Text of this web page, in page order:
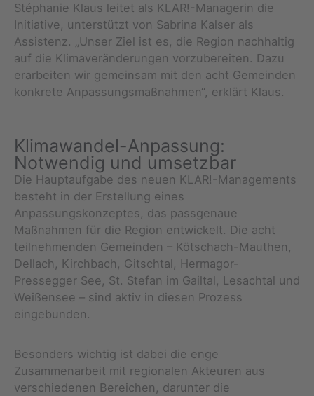
Stéphanie Klaus leitet als KLAR!-Managerin die
Initiative, unterstützt von Sabrina Kalser als
Assistenz. „Unser Ziel ist es, die Region nachhaltig
auf die Klimaveränderungen vorzubereiten. Dazu
erarbeiten wir gemeinsam mit den acht Gemeinden
konkrete Anpassungsmaßnahmen“, erklärt Klaus.
Klimawandel-Anpassung:
Notwendig und umsetzbar
Die Hauptaufgabe des neuen KLAR!-Managements
besteht in der Erstellung eines
Anpassungskonzeptes, das passgenaue
Maßnahmen für die Region entwickelt. Die acht
teilnehmenden Gemeinden – Kötschach-Mauthen,
Dellach, Kirchbach, Gitschtal, Hermagor-
Pressegger See, St. Stefan im Gailtal, Lesachtal und
Weißensee – sind aktiv in diesen Prozess
eingebunden.
Besonders wichtig ist dabei die enge
Zusammenarbeit mit regionalen Akteuren aus
verschiedenen Bereichen, darunter die